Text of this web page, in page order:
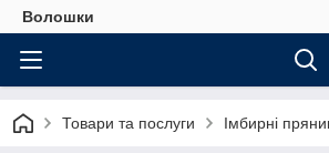
Волошки
Товари та послуги Імбирні